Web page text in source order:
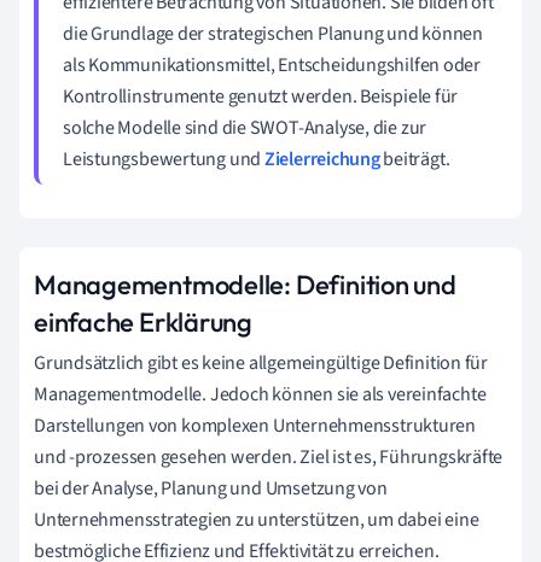
die Grundlage der strategischen Planung und können
als Kommunikationsmittel, Entscheidungshilfen oder
Kontrollinstrumente genutzt werden. Beispiele für
solche Modelle sind die SWOT-Analyse, die zur
Leistungsbewertung undZielerreichungbeiträgt.
Managementmodelle: Definition und
einfache Erklärung
Grundsätzlich gibt es keine allgemeingültige Definition für
Managementmodelle. Jedoch können sie als vereinfachte
Darstellungen von komplexen Unternehmensstrukturen
und -prozessen gesehen werden. Ziel ist es, Führungskräfte
bei der Analyse, Planung und Umsetzung von
Unternehmensstrategien zu unterstützen, um dabei eine
bestmögliche Effizienz und Effektivität zu erreichen.